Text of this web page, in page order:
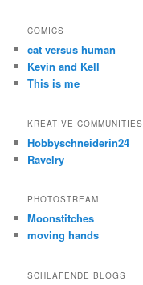
COMICS
cat versus human
Kevin and Kell
This is me
KREATIVE COMMUNITIES
Hobbyschneiderin24
Ravelry
PHOTOSTREAM
Moonstitches
moving hands
SCHLAFENDE BLOGS